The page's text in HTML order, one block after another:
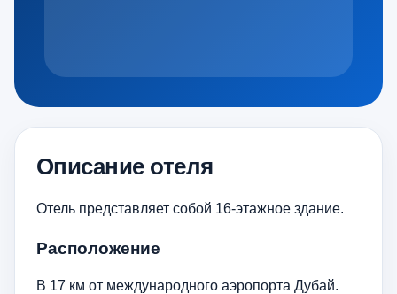
Описание отеля
Отель представляет собой 16-этажное здание.
Расположение
В 17 км от международного аэропорта Дубай.